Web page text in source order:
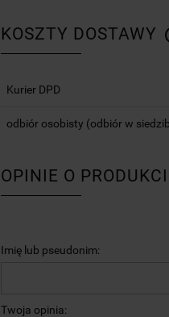
KOSZTY DOSTAWY
Kurier DPD
odbiór osobisty (odbiór w
OPINIE O
Imię lub pseudonim:
Twoja opinia: